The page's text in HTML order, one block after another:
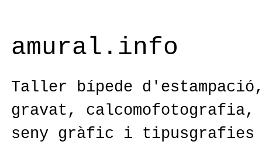
amural.info
Taller bípede
gravat,
seny gràfic i tipusgrafies